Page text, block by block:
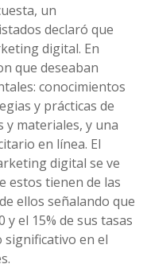
un
declaró que
digital. En
que deseaban
conocimientos
y prácticas de
materiales, y una
en línea. El
digital se ve
estos tienen de las
ellos señalando que
el 15% de sus tasas
en el